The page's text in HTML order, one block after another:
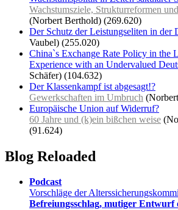
Wachstumsziele, Strukturreformen
(Norbert Berthold) (269.620)
Der Schutz der Leistungseliten in der
Vaubel) (255.020)
China`s Exchange Rate Policy in the
Experience with an Undervalued
Schäfer) (104.632)
Der Klassenkampf ist abgesagt!?
Gewerkschaften im Umbruch
Europäische Union auf Widerruf?
60 Jahre und (k)ein bißchen weise
(91.624)
Blog Reloaded
Podcast
Vorschläge der
Befreiungsschlag, mutiger Entwurf